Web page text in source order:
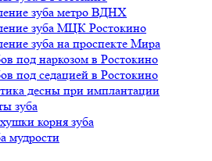
зуба метро ВДНХ
зуба МЦК Ростокино
зуба на проспекте Мира
под наркозом в Ростокино
под седацией в Ростокино
десны при имплантации
зуба
корня зуба
мудрости